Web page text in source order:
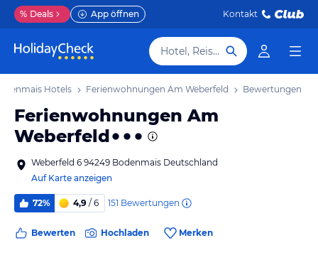
% Deals App öffnen Kontakt
Hotel, Reiseziel
Hotels Ferienwohnungen Am Weberfeld Bewertungen
Ferienwohnungen Am
Weberfeld
Weberfeld 6 94249 Bodenmais Deutschland
Auf Karte anzeigen
72% 4,9 / 6 151 Bewertungen
Bewerten Hochladen Merken